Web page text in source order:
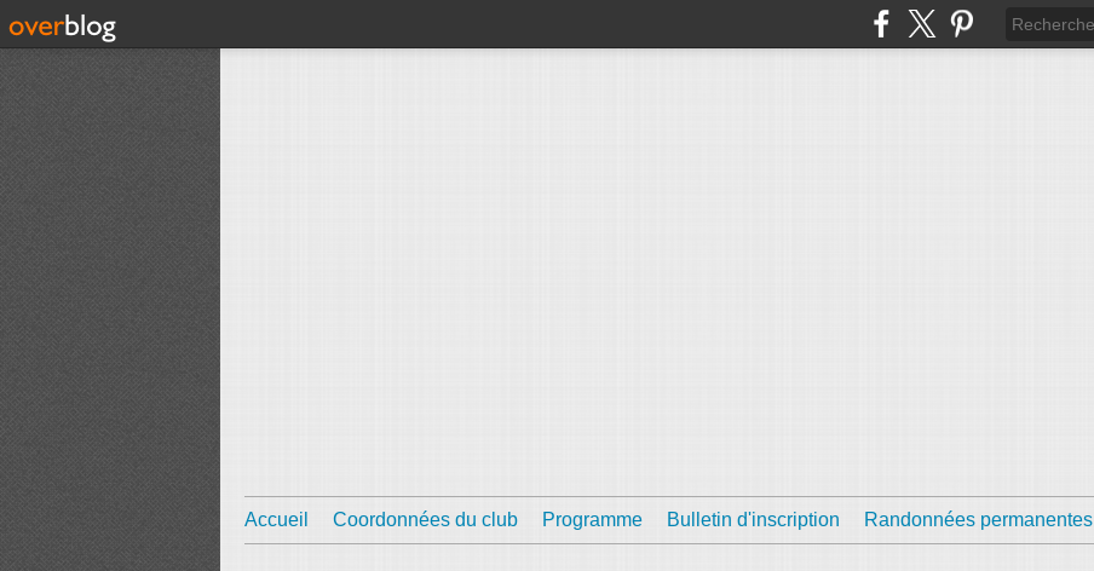
Accueil Coordonnées du club Programme Bulletin d'inscription Randonnées permanentes